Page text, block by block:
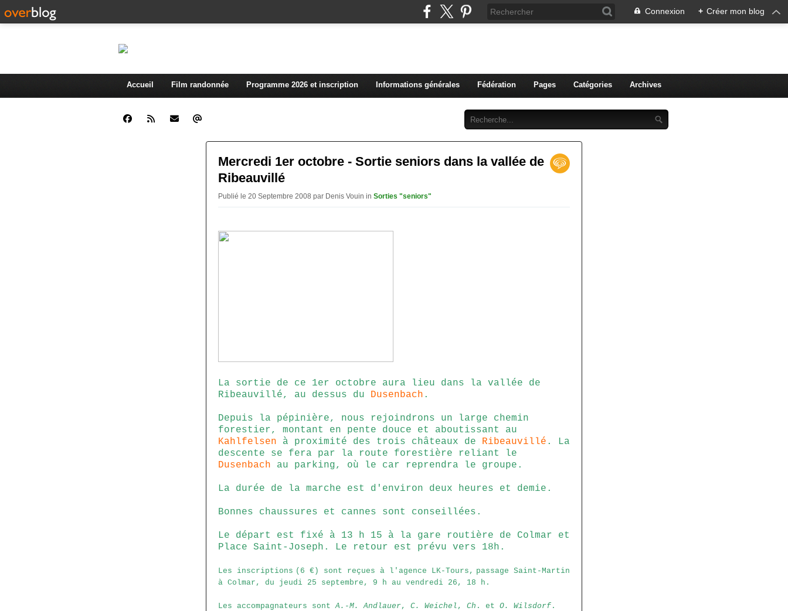
Connexion + Créer mon blog
Accueil Film randonnée Programme 2026 et inscription Informations générales Fédération Pages Catégories Archives
Mercredi 1er octobre - Sortie seniors dans la vallée de
Ribeauvillé
Publié le 20 Septembre 2008 par Denis Vouin in Sorties "seniors"
La sortie de ce 1er octobre aura lieu dans la vallée de
Ribeauvillé, au dessus du Dusenbach .
Depuis la pépinière, nous rejoindrons un large chemin
forestier, montant en pente douce et aboutissant au
Kahlfelsen à proximité des trois châteaux de Ribeauvillé . La
descente se fera par la route forestière reliant le
Dusenbach au parking, où le car reprendra le groupe.
La durée de la marche est d'environ deux heures et demie.
Bonnes chaussures et cannes sont conseillées.
Le départ est fixé à 13 h 15 à la gare routière de Colmar et
Place Saint-Joseph. Le retour est prévu vers 18h.
Les inscriptions (6 €) sont reçues à l'agence LK-Tours, passage Saint-Martin
à Colmar, du jeudi 25 septembre, 9 h au vendredi 26, 18 h.
Les accompagnateurs sontA.-M. Andlauer, C. Weichel , Ch . et O. Wilsdorf .